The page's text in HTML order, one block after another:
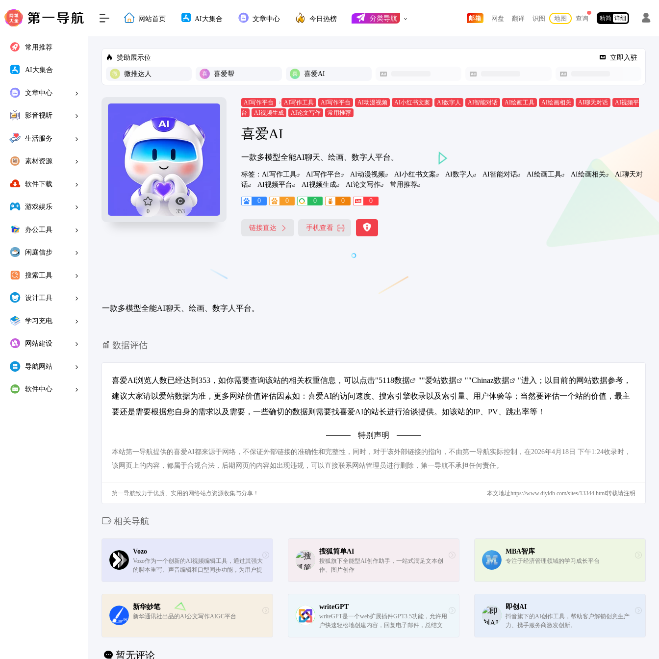
常用推荐
AI大集合
文章中心
影音视听
生活服务
素材资源
软件下载
游戏娱乐
办公工具
闲庭信步
搜索工具
设计工具
学习充电
网站建设
导航网站
软件中心
网站首页 AI大集合 文章中心 今日热榜 分类导航 邮箱 网盘 翻译 识图 地图 查询 精简 详细
赞助展示位 立即入驻
微推达人 喜爱帮 喜爱AI
0 353
AI写作平台 AI写作工具 AI写作平台 AI动漫视频 AI小红书文案 AI数字人 AI智能对话 AI绘画工具 AI绘画相关 AI聊天对话
AI视频平
台
AI视频生成 AI论文写作 常用推荐
喜爱AI
一款多模型全能AI聊天、绘画、数字人平台。
标签： AI写作工具 AI写作平台 AI动漫视频 AI小红书文案 AI数字人 AI智能对话 AI绘画工具 AI绘画相关
AI聊天对
话
AI视频平台 AI视频生成 AI论文写作 常用推荐
0 0 0 0 0
链接直达 手机查看
一款多模型全能AI聊天、绘画、数字人平台。
数据评估
喜爱AI浏览人数已经达到353，如你需要查询该站的相关权重信息，可以点击"5118数据 ""爱站数据 ""Chinaz数据
"进入；以目前的网站数据参考，
建议大家请以爱站数据为准，更多网站价值评估因素如：喜爱AI的访问速度、搜索引擎收录以及索引量、用户体验等；当然要评估一个站的价值，最主
要还是需要根据您自身的需求以及需要，一些确切的数据则需要找喜爱AI的站长进行洽谈提供。如该站的IP、PV、跳出率等！
特别声明
本站第一导航提供的喜爱AI都来源于网络，不保证外部链接的准确性和完整性，同时，对于该外部链接的指向，不由第一导航实际控制，在2026年4月18日 下午1:24收录时，
该网页上的内容，都属于合规合法，后期网页的内容如出现违规，可以直接联系网站管理员进行删除，第一导航不承担任何责任。
第一导航致力于优质、实用的网络站点资源收集与分享！ 本文地址https://www.diyidh.com/sites/13344.html转载请注明
相关导航
Vozo
Vozo作为一个创新的AI视频编辑工具，通过其强大
的脚本重写、声音编辑和口型同步功能，为用户提
搜狐简单AI
搜狐旗下全能型AI创作助手，一站式满足文本创
作、图片创作
MBA智库
专注于经济管理领域的学习成长平台
新华妙笔
新华通讯社出品的AI公文写作AIGC平台
writeGPT
writeGPT是一个web扩展插件GPT3.5功能，允许用
户快速轻松地创建内容，回复电子邮件，总结文
即创AI
抖音旗下的AI创作工具，帮助客户解锁创意生产
力、携手服务商激发创新。
暂无评论